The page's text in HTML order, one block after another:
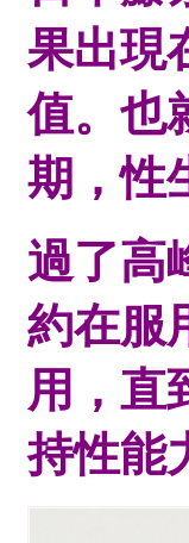
果出現
值。也
期，性
過了高
約在服
用，直
持性能